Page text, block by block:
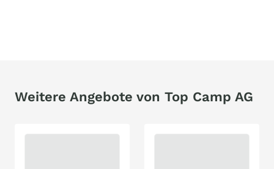
Weitere Angebote von Top Camp AG